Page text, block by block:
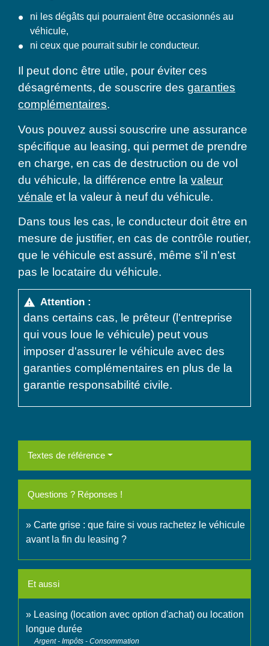
ni les dégâts qui pourraient être occasionnés au
véhicule,
ni ceux que pourrait subir le conducteur.
Il peut donc être utile, pour éviter ces
désagréments, de souscrire des garanties
complémentaires.
Vous pouvez aussi souscrire une assurance
spécifique au leasing, qui permet de prendre
en charge, en cas de destruction ou de vol
du véhicule, la différence entre la valeur
vénale et la valeur à neuf du véhicule.
Dans tous les cas, le conducteur doit être en
mesure de justifier, en cas de contrôle routier,
que le véhicule est assuré, même s'il n'est
pas le locataire du véhicule.
warning Attention :
dans certains cas, le prêteur (l'entreprise
qui vous loue le véhicule) peut vous
imposer d'assurer le véhicule avec des
garanties complémentaires en plus de la
garantie responsabilité civile.
Textes de référence
Questions ? Réponses !
Carte grise : que faire si vous rachetez le véhicule
avant la fin du leasing ?
Et aussi
Leasing (location avec option d'achat) ou location
longue durée
Argent - Impôts - Consommation